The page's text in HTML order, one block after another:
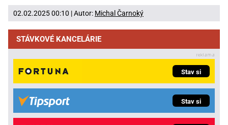
02.02.2025 00:10 | Autor: Michal Čarnoký
STÁVKOVÉ KANCELÁRIE
Stav si
Stav si